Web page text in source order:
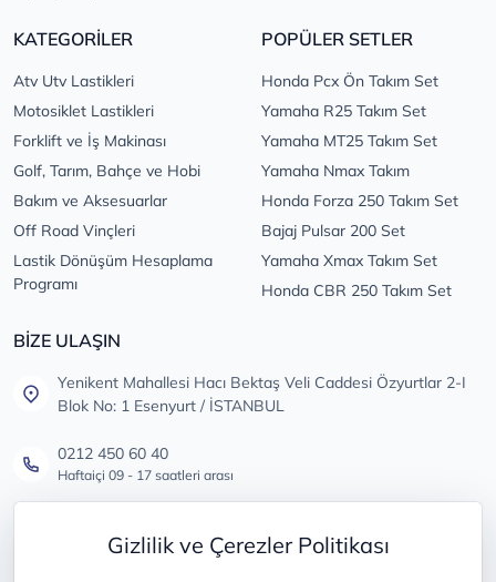
Gizlilik ve Çerezler Politikası
KATEGORİLER
Atv Utv Lastikleri
Motosiklet Lastikleri
Forklift ve İş Makinası
Golf, Tarım, Bahçe ve Hobi
Bakım ve Aksesuarlar
Off Road Vinçleri
Lastik Dönüşüm Hesaplama
Programı
POPÜLER SETLER
Honda Pcx Ön Takım Set
Yamaha R25 Takım Set
Yamaha MT25 Takım Set
Yamaha Nmax Takım
Honda Forza 250 Takım Set
Bajaj Pulsar 200 Set
Yamaha Xmax Takım Set
Honda CBR 250 Takım Set
BİZE ULAŞIN
Yenikent Mahallesi Hacı Bektaş Veli Caddesi Özyurtlar 2-I
Blok No: 1 Esenyurt / İSTANBUL
0212 450 60 40
Haftaiçi 09 - 17 saatleri arası
Tüm öneri ve şikayetleriniz için